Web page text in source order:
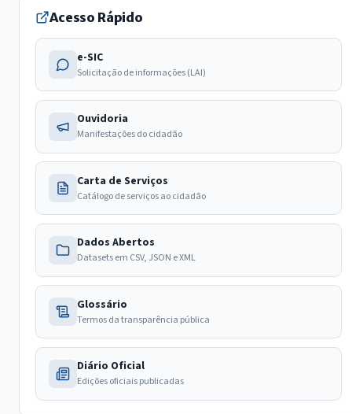
Acesso Rápido
e-SIC
Solicitação de informações (LAI)
Ouvidoria
Manifestações do cidadão
Carta de Serviços
Catálogo de serviços ao cidadão
Dados Abertos
Datasets em CSV, JSON e XML
Glossário
Termos da transparência pública
Diário Oficial
Edições oficiais publicadas